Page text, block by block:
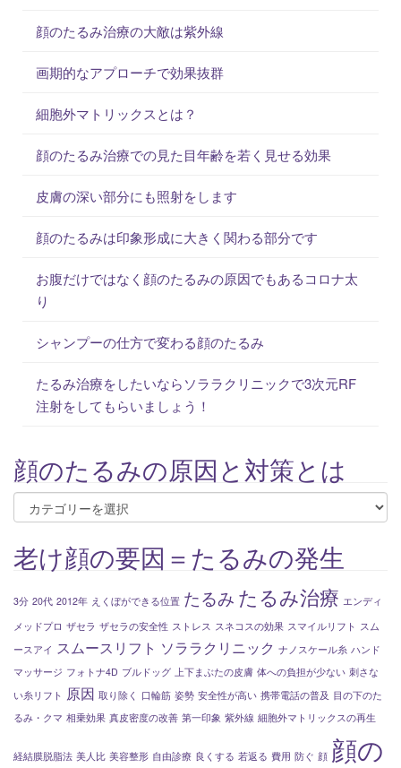
顔のたるみ治療の大敵は紫外線
画期的なアプローチで効果抜群
細胞外マトリックスとは？
顔のたるみ治療での見た目年齢を若く見せる効果
皮膚の深い部分にも照射をします
顔のたるみは印象形成に大きく関わる部分です
お腹だけではなく顔のたるみの原因でもあるコロナ太
り
シャンプーの仕方で変わる顔のたるみ
たるみ治療をしたいならソララクリニックで3次元RF
注射をしてもらいましょう！
顔のたるみの原因と対策とは
の
た
る
原
因
と
対
策
と
老け顔の要因＝たるみの発生
3分 20代 2012年 えくぼができる位置 たるみ たるみ治療 エンディ
メッドプロ ザセラ ザセラの安全性 ストレス スネコスの効果 スマイルリフト スム
ースアイ スムースリフト ソララクリニック ナノスケール糸 ハンド
マッサージ フォトナ4D ブルドッグ 上下まぶたの皮膚 体への負担が少ない 刺さな
い糸リフト 原因 取り除く 口輪筋 姿勢 安全性が高い 携帯電話の普及 目の下のた
るみ・クマ 相乗効果 真皮密度の改善 第一印象 紫外線 細胞外マトリックスの再生
経結膜脱脂法 美人比 美容整形 自由診療 良くする 若返る 費用 防ぐ 顔 顔の